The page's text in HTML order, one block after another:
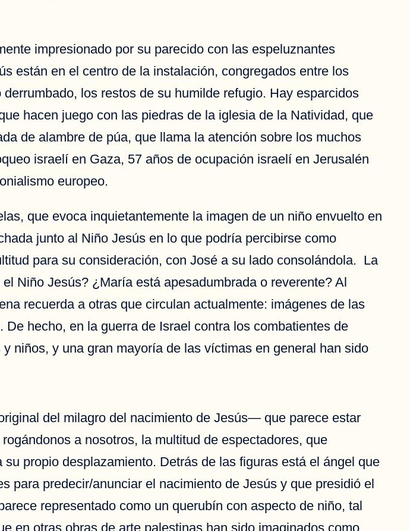
impresionado por su parecido con las espeluznantes
están en el centro de la instalación, congregados entre los
los restos de su humilde refugio. Hay esparcidos
hacen juego con las piedras de la iglesia de la Natividad, que
de alambre de púa, que llama la atención sobre los muchos
israelí en Gaza, 57 años de ocupación israelí en Jerusalén
europeo.
que evoca inquietantemente la imagen de un niño envuelto en
junto al Niño Jesús en lo que podría percibirse como
para su consideración, con José a su lado consolándola. La
Niño Jesús? ¿María está apesadumbrada o reverente? Al
recuerda a otras que circulan actualmente: imágenes de las
hecho, en la guerra de Israel contra los combatientes de
niños, y una gran mayoría de las víctimas en general han sido
del milagro del nacimiento de Jesús— que parece estar
a nosotros, la multitud de espectadores, que
propio desplazamiento. Detrás de las figuras está el ángel que
para predecir/anunciar el nacimiento de Jesús y que presidió el
representado como un querubín con aspecto de niño, tal
en otras obras de arte palestinas han sido imaginados como